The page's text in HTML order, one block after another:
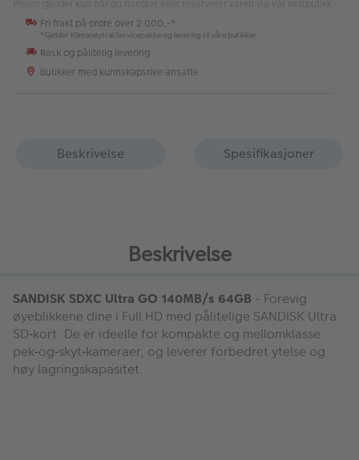
Prisen gjelder kun når du handler eller reserverer varen via vår nettbutikk.
Fri frakt på ordre over 2 000,-*
*Gjelder Klimanøytral Servicepakke og levering til våre butikker
Rask og pålitelig levering
Butikker med kunnskapsrike ansatte
Beskrivelse Spesifikasjoner
Beskrivelse
SANDISK SDXC Ultra GO 140MB/s 64GB - Forevig
øyeblikkene dine i Full HD med pålitelige SANDISK Ultra
SD‑kort. De er ideelle for kompakte og mellomklasse
pek‑og‑skyt‑kameraer, og leverer forbedret ytelse og
høy lagringskapasitet.